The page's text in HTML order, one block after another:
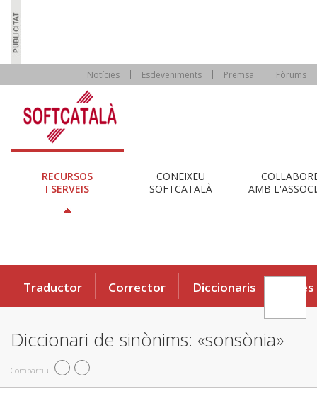
Notícies Esdeveniments Premsa Fòrums
RECURSOS
I SERVEIS
CONEIXEU
SOFTCATALÀ
AMB
Traductor Corrector Diccionaris Eines
Diccionari de sinònims: «sonsònia»
Compartiu